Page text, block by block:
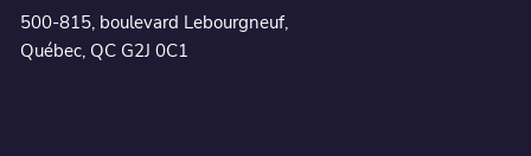
500-815, boulevard Lebourgneuf,
Québec, QC G2J 0C1